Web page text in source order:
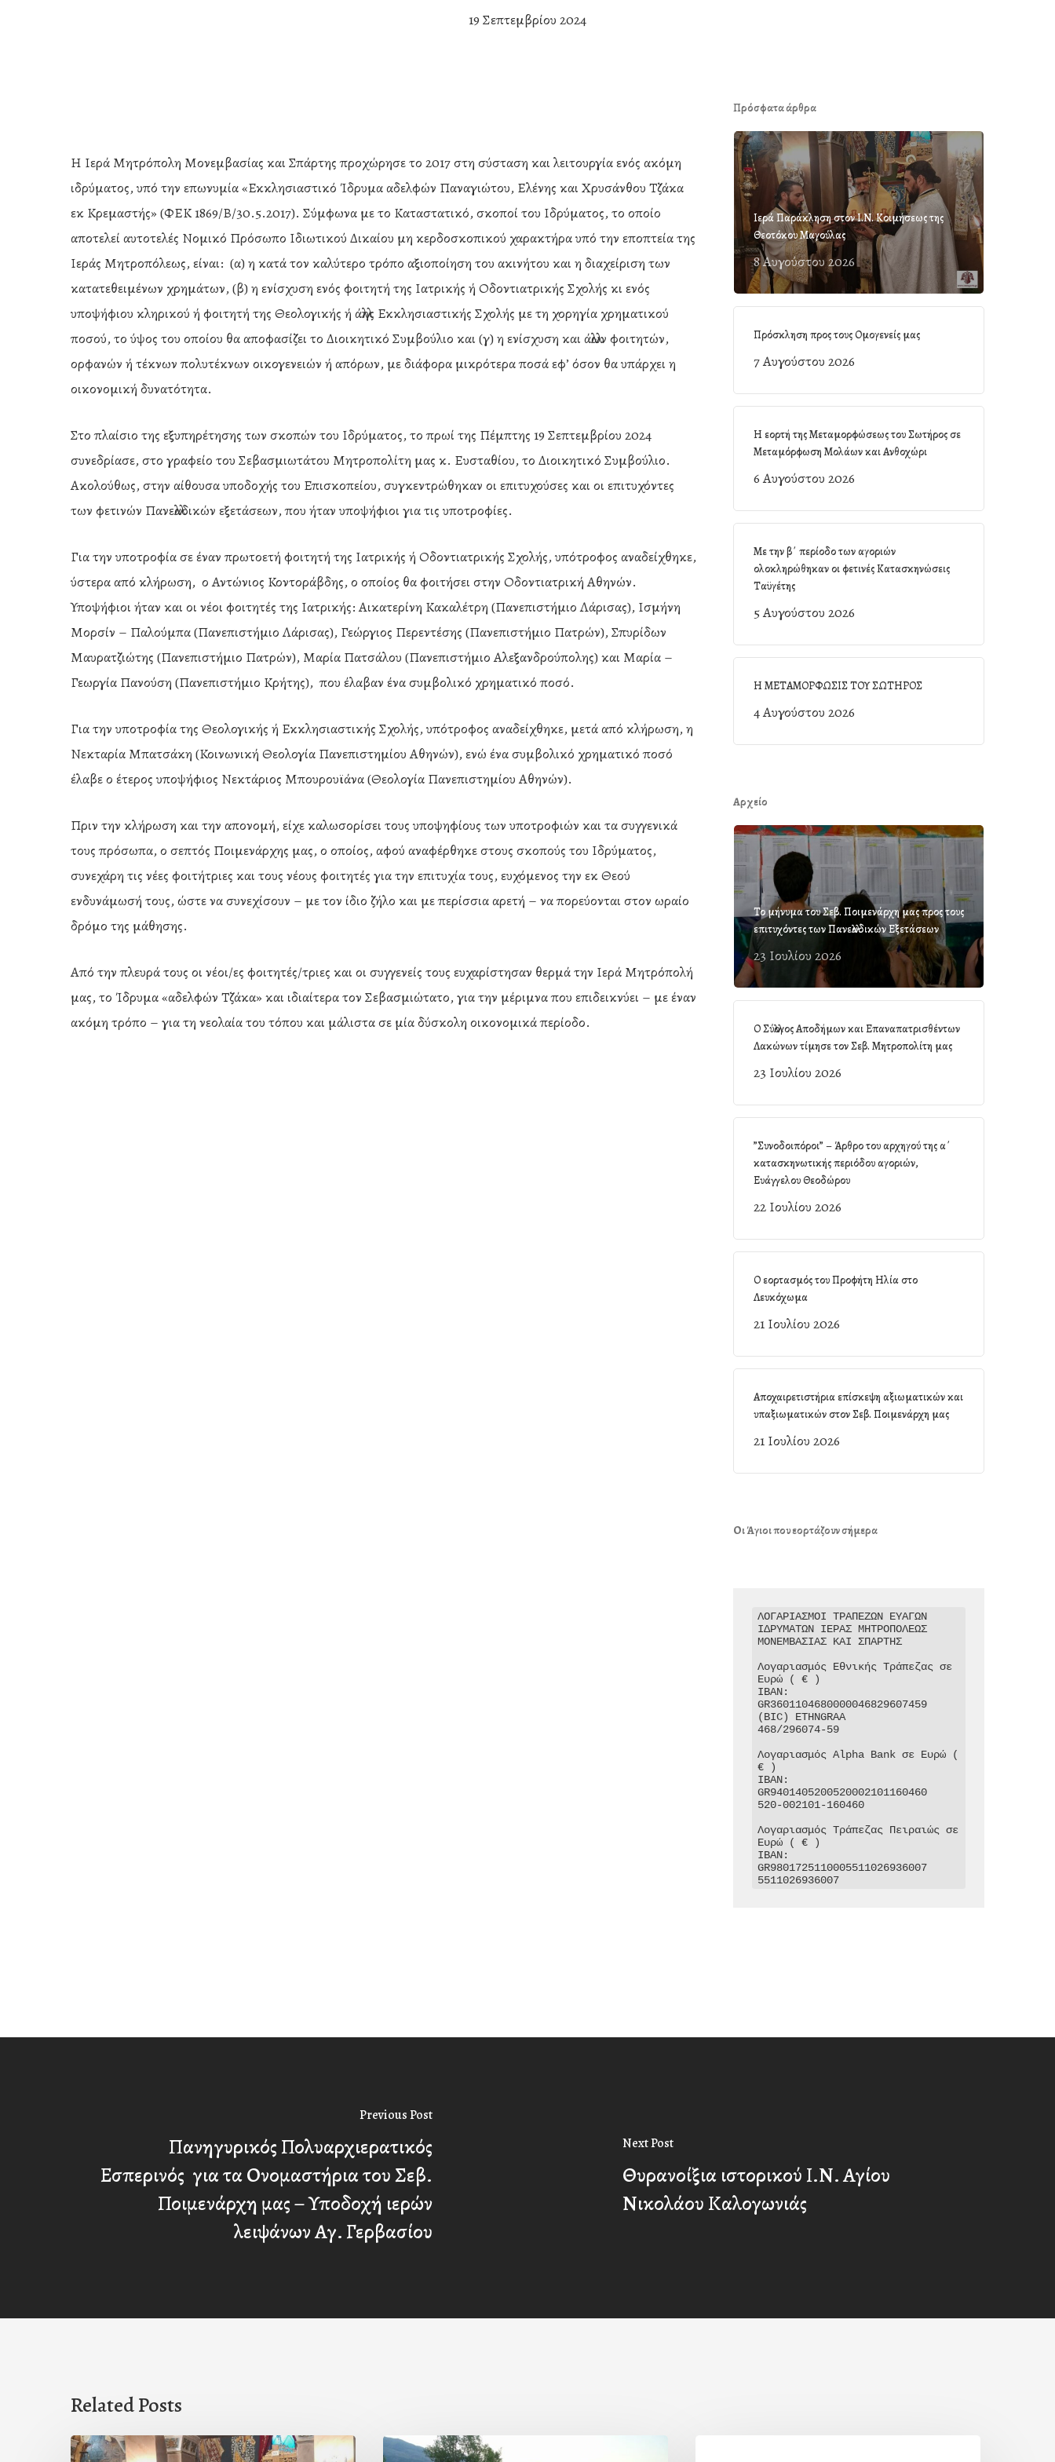
Hit enter to search or ESC to close
19 Σεπτεμβρίου 2024
Η Ιερά Μητρόπολη Μονεμβασίας και Σπάρτης προχώρησε το 2017 στη σύσταση και λειτουργία ενός ακόμη
ιδρύματος, υπό την επωνυμία «Εκκλησιαστικό Ίδρυμα αδελφών Παναγιώτου, Ελένης και Χρυσάνθου Τζάκα
εκ Κρεμαστής» (ΦΕΚ 1869/Β/30.5.2017). Σύμφωνα με το Καταστατικό, σκοποί του Ιδρύματος, το οποίο
αποτελεί αυτοτελές Νομικό Πρόσωπο Ιδιωτικού Δικαίου μη κερδοσκοπικού χαρακτήρα υπό την εποπτεία της
Ιεράς Μητροπόλεως, είναι: (α) η κατά τον καλύτερο τρόπο αξιοποίηση του ακινήτου και η διαχείριση των
κατατεθειμένων χρημάτων, (β) η ενίσχυση ενός φοιτητή της Ιατρικής ή Οδοντιατρικής Σχολής κι ενός
υποψήφιου κληρικού ή φοιτητή της Θεολογικής ή άλλης Εκκλησιαστικής Σχολής με τη χορηγία χρηματικού
ποσού, το ύψος του οποίου θα αποφασίζει το Διοικητικό Συμβούλιο και (γ) η ενίσχυση και άλλων φοιτητών,
ορφανών ή τέκνων πολυτέκνων οικογενειών ή απόρων, με διάφορα μικρότερα ποσά εφ’ όσον θα υπάρχει η
οικονομική δυνατότητα.
Στο πλαίσιο της εξυπηρέτησης των σκοπών του Ιδρύματος, το πρωί της Πέμπτης 19 Σεπτεμβρίου 2024
συνεδρίασε, στο γραφείο του Σεβασμιωτάτου Μητροπολίτη μας κ. Ευσταθίου, το Διοικητικό Συμβούλιο.
Ακολούθως, στην αίθουσα υποδοχής του Επισκοπείου, συγκεντρώθηκαν οι επιτυχούσες και οι επιτυχόντες
των φετινών Πανελλαδικών εξετάσεων, που ήταν υποψήφιοι για τις υποτροφίες.
Για την υποτροφία σε έναν πρωτοετή φοιτητή της Ιατρικής ή Οδοντιατρικής Σχολής, υπότροφος αναδείχθηκε,
ύστερα από κλήρωση, ο Αντώνιος Κοντοράβδης, ο οποίος θα φοιτήσει στην Οδοντιατρική Αθηνών.
Υποψήφιοι ήταν και οι νέοι φοιτητές της Ιατρικής: Αικατερίνη Κακαλέτρη (Πανεπιστήμιο Λάρισας), Ισμήνη
Μορσίν – Παλούμπα (Πανεπιστήμιο Λάρισας), Γεώργιος Περεντέσης (Πανεπιστήμιο Πατρών), Σπυρίδων
Μαυρατζιώτης (Πανεπιστήμιο Πατρών), Μαρία Πατσάλου (Πανεπιστήμιο Αλεξανδρούπολης) και Μαρία –
Γεωργία Πανούση (Πανεπιστήμιο Κρήτης), που έλαβαν ένα συμβολικό χρηματικό ποσό.
Για την υποτροφία της Θεολογικής ή Εκκλησιαστικής Σχολής, υπότροφος αναδείχθηκε, μετά από κλήρωση, η
Νεκταρία Μπατσάκη (Κοινωνική Θεολογία Πανεπιστημίου Αθηνών), ενώ ένα συμβολικό χρηματικό ποσό
έλαβε ο έτερος υποψήφιος Νεκτάριος Μπουρουϊάνα (Θεολογία Πανεπιστημίου Αθηνών).
Πριν την κλήρωση και την απονομή, είχε καλωσορίσει τους υποψηφίους των υποτροφιών και τα συγγενικά
τους πρόσωπα, ο σεπτός Ποιμενάρχης μας, ο οποίος, αφού αναφέρθηκε στους σκοπούς του Ιδρύματος,
συνεχάρη τις νέες φοιτήτριες και τους νέους φοιτητές για την επιτυχία τους, ευχόμενος την εκ Θεού
ενδυνάμωσή τους, ώστε να συνεχίσουν – με τον ίδιο ζήλο και με περίσσια αρετή – να πορεύονται στον ωραίο
δρόμο της μάθησης.
Από την πλευρά τους οι νέοι/ες φοιτητές/τριες και οι συγγενείς τους ευχαρίστησαν θερμά την Ιερά Μητρόπολή
μας, το Ίδρυμα «αδελφών Τζάκα» και ιδιαίτερα τον Σεβασμιώτατο, για την μέριμνα που επιδεικνύει – με έναν
ακόμη τρόπο – για τη νεολαία του τόπου και μάλιστα σε μία δύσκολη οικονομικά περίοδο.
Πρόσφατα άρθρα
Ιερά Παράκληση στον Ι.Ν. Κοιμήσεως της
Θεοτόκου Μαγούλας
8 Αυγούστου 2026
Πρόσκληση προς τους Ομογενείς μας
7 Αυγούστου 2026
Η εορτή της Μεταμορφώσεως του Σωτήρος σε
Μεταμόρφωση Μολάων και Ανθοχώρι
6 Αυγούστου 2026
Με την β΄ περίοδο των αγοριών
ολοκληρώθηκαν οι φετινές Κατασκηνώσεις
Ταϋγέτης
5 Αυγούστου 2026
Η ΜΕΤΑΜΟΡΦΩΣΙΣ ΤΟΥ ΣΩΤΗΡΟΣ
4 Αυγούστου 2026
Αρχείο
Το μήνυμα του Σεβ. Ποιμενάρχη μας προς τους
επιτυχόντες των Πανελλαδικών Εξετάσεων
23 Ιουλίου 2026
Ο Σύλλογος Αποδήμων και Επαναπατρισθέντων
Λακώνων τίμησε τον Σεβ. Μητροπολίτη μας
23 Ιουλίου 2026
”Συνοδοιπόροι” – Άρθρο του αρχηγού της α΄
κατασκηνωτικής περιόδου αγοριών,
Ευάγγελου Θεοδώρου
22 Ιουλίου 2026
Ο εορτασμός του Προφήτη Ηλία στο
Λευκόχωμα
21 Ιουλίου 2026
Αποχαιρετιστήρια επίσκεψη αξιωματικών και
υπαξιωματικών στον Σεβ. Ποιμενάρχη μας
21 Ιουλίου 2026
Οι Άγιοι που εορτάζουν σήμερα
ΛΟΓΑΡΙΑΣΜΟΙ ΤΡΑΠΕΖΩΝ ΕΥΑΓΩΝ
ΙΔΡΥΜΑΤΩΝ ΙΕΡΑΣ ΜΗΤΡΟΠΟΛΕΩΣ
ΜΟΝΕΜΒΑΣΙΑΣ ΚΑΙ ΣΠΑΡΤΗΣ
Λογαριασμός Εθνικής Τράπεζας σε
Ευρώ ( € )
IBAN:
GR3601104680000046829607459
(BIC) ETHNGRAA
468/296074-59
Λογαριασμός Alpha Bank σε Ευρώ (
€ )
IBAN:
GR9401405200520002101160460
520-002101-160460
Λογαριασμός Τράπεζας Πειραιώς σε
Ευρώ ( € )
IBAN:
GR9801725110005511026936007
5511026936007
Previous Post
Πανηγυρικός Πολυαρχιερατικός
Εσπερινός για τα Ονομαστήρια του Σεβ.
Ποιμενάρχη μας – Υποδοχή ιερών
λειψάνων Αγ. Γερβασίου
Next Post
Θυρανοίξια ιστορικού Ι.Ν. Αγίου
Νικολάου Καλογωνιάς
Related Posts
Ιερά Πρόσκληση